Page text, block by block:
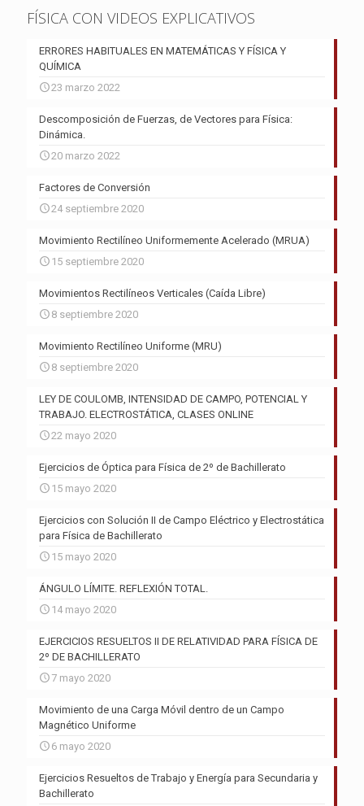
FÍSICA CON VIDEOS EXPLICATIVOS
ERRORES HABITUALES EN MATEMÁTICAS Y FÍSICA Y
QUÍMICA
23 marzo 2022
Descomposición de Fuerzas, de Vectores para Física:
Dinámica.
20 marzo 2022
Factores de Conversión
24 septiembre 2020
Movimiento Rectilíneo Uniformemente Acelerado (MRUA)
15 septiembre 2020
Movimientos Rectilíneos Verticales (Caída Libre)
8 septiembre 2020
Movimiento Rectilíneo Uniforme (MRU)
8 septiembre 2020
LEY DE COULOMB, INTENSIDAD DE CAMPO, POTENCIAL Y
TRABAJO. ELECTROSTÁTICA, CLASES ONLINE
22 mayo 2020
Ejercicios de Óptica para Física de 2º de Bachillerato
15 mayo 2020
Ejercicios con Solución II de Campo Eléctrico y Electrostática
para Física de Bachillerato
15 mayo 2020
ÁNGULO LÍMITE. REFLEXIÓN TOTAL.
14 mayo 2020
EJERCICIOS RESUELTOS II DE RELATIVIDAD PARA FÍSICA DE
2º DE BACHILLERATO
7 mayo 2020
Movimiento de una Carga Móvil dentro de un Campo
Magnético Uniforme
6 mayo 2020
Ejercicios Resueltos de Trabajo y Energía para Secundaria y
Bachillerato